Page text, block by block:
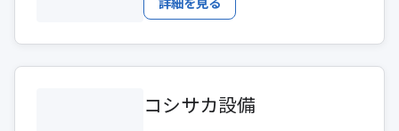
コシサカ設備